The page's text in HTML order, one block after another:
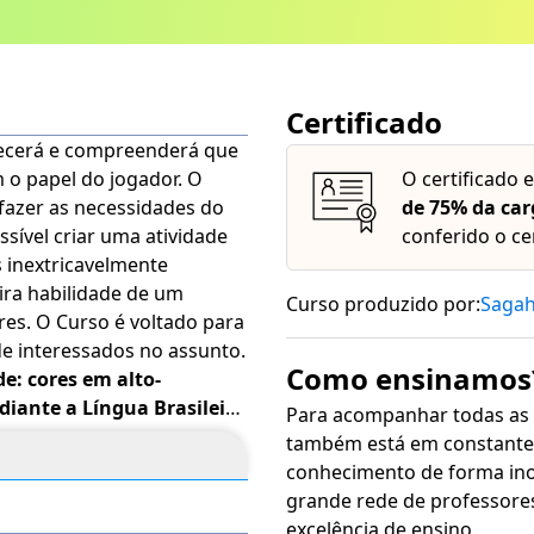
e compreenderá que
papel do jogador. O
as necessidades do
criar uma atividade
inextricavelmente
habilidade de um
interessados no assunto.
cores em alto-
a Língua Brasileira
Certificado
O certificado
de 75% da
conferido o
Curso produzido por:
Como
Para acompanhar todas
também está em
conhecimento de forma inovadora,
grande rede de